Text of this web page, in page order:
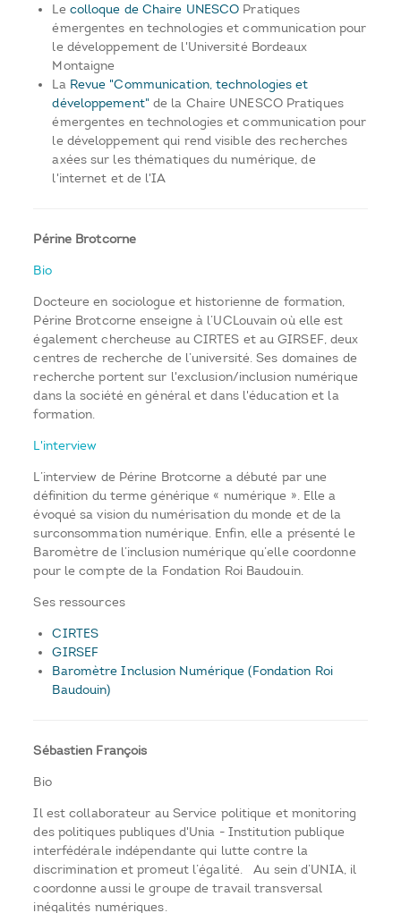
Le colloque de Chaire UNESCO Pratiques
émergentes en technologies et communication pour
le développement de l'Université Bordeaux
Montaigne
La Revue "Communication, technologies et
développement" de la Chaire UNESCO Pratiques
émergentes en technologies et communication pour
le développement qui rend visible des recherches
axées sur les thématiques du numérique, de
l'internet et de l'IA
Périne Brotcorne
Bio
Docteure en sociologue et historienne de formation,
Périne Brotcorne enseigne à l’UCLouvain où elle est
également chercheuse au CIRTES et au GIRSEF, deux
centres de recherche de l’université. Ses domaines de
recherche portent sur l'exclusion/inclusion numérique
dans la société en général et dans l'éducation et la
formation.
L'interview
L’interview de Périne Brotcorne a débuté par une
définition du terme générique « numérique ». Elle a
évoqué sa vision du numérisation du monde et de la
surconsommation numérique. Enfin, elle a présenté le
Baromètre de l’inclusion numérique qu’elle coordonne
pour le compte de la Fondation Roi Baudouin.
Ses ressources
CIRTES
GIRSEF
Baromètre Inclusion Numérique (Fondation Roi
Baudouin)
Sébastien François
Bio
Il est collaborateur au Service politique et monitoring
des politiques publiques d'Unia - Institution publique
interfédérale indépendante qui lutte contre la
discrimination et promeut l’égalité. Au sein d’UNIA, il
coordonne aussi le groupe de travail transversal
inégalités numériques.